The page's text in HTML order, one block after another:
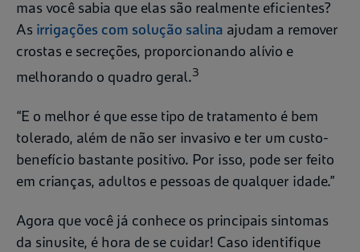
mas você sabia que elas são realmente eficientes?
As irrigações com solução salina ajudam a remover
crostas e secreções, proporcionando alívio e
melhorando o quadro geral.3
“E o melhor é que esse tipo de tratamento é bem
tolerado, além de não ser invasivo e ter um custo-
benefício bastante positivo. Por isso, pode ser feito
em crianças, adultos e pessoas de qualquer idade.”
Agora que você já conhece os principais sintomas
da sinusite, é hora de se cuidar! Caso identifique